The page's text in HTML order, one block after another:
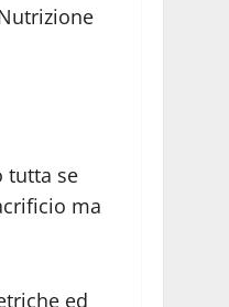
tutta se
ma
ed